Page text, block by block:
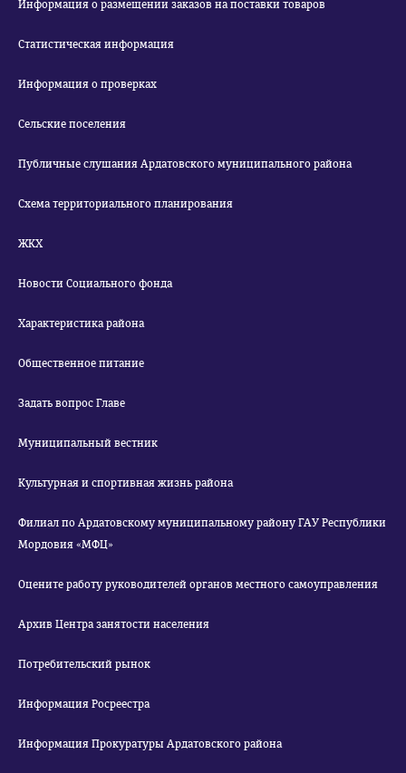
Информация о размещении заказов на поставки товаров
Статистическая информация
Информация о проверках
Сельские поселения
Публичные слушания Ардатовского муниципального района
Схема территориального планирования
ЖКХ
Новости Социального фонда
Характеристика района
Общественное питание
Задать вопрос Главе
Муниципальный вестник
Культурная и спортивная жизнь района
Филиал по Ардатовскому муниципальному району ГАУ Республики
Мордовия «МФЦ»
Оцените работу руководителей органов местного самоуправления
Архив Центра занятости населения
Потребительский рынок
Информация Росреестра
Информация Прокуратуры Ардатовского района